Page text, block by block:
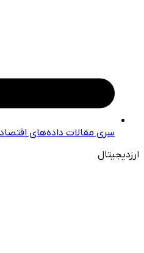
سری مقالات داده‌های
ارزدیجیتال